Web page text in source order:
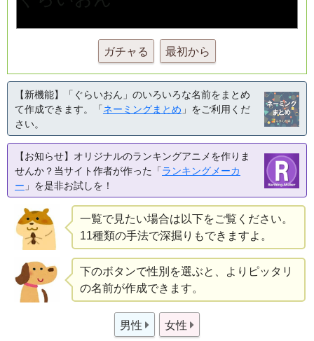
ガチャる 最初から
【新機能】「ぐらいおん」のいろいろな名前をまとめ
て作成できます。「ネーミングまとめ 」をご利用くだ
さい。
【お知らせ】オリジナルのランキングアニメを作りま
せんか？当サイト作者が作った「ランキングメーカ
ー 」を是非お試しを！
一覧で見たい場合は以下をご覧ください。
11種類の手法で深掘りもできますよ。
下のボタンで性別を選ぶと、よりピッタリ
の名前が作成できます。
男性 女性